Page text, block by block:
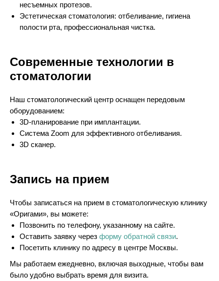
несъемных протезов.
Эстетическая стоматология: отбеливание, гигиена
полости рта, профессиональная чистка.
Современные технологии в
стоматологии
Наш стоматологический центр оснащен передовым
оборудованием:
3D-планирование при имплантации.
Система Zoom для эффективного отбеливания.
3D сканер.
Запись на прием
Чтобы записаться на прием в стоматологическую клинику
«Оригами», вы можете:
Позвонить по телефону, указанному на сайте.
Оставить заявку через форму обратной связи.
Посетить клинику по адресу в центре Москвы.
Мы работаем ежедневно, включая выходные, чтобы вам
было удобно выбрать время для визита.